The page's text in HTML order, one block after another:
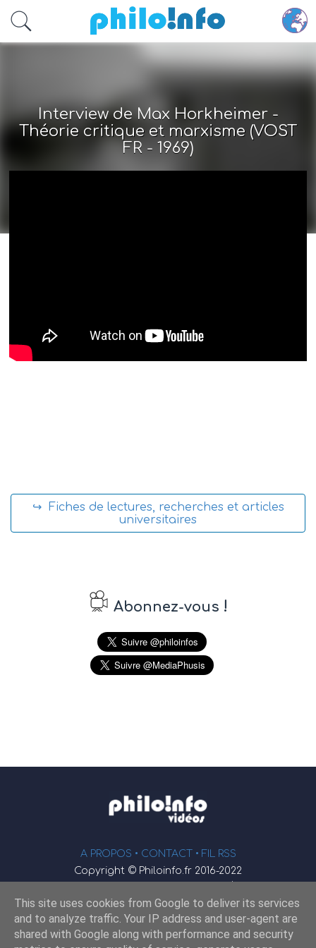
Accéder au contenu principal
Interview de Max Horkheimer -
Théorie critique et marxisme (VOST
FR - 1969)
↪ Fiches de lectures, recherches et articles
universitaires
Abonnez-vous !
A PROPOS • CONTACT • FIL RSS
Copyright © Philoinfo.fr 2016-2022
φ
Webmaster : JEND
This site uses cookies from Google to deliver its services
and to analyze traffic. Your IP address and user-agent are
shared with Google along with performance and security